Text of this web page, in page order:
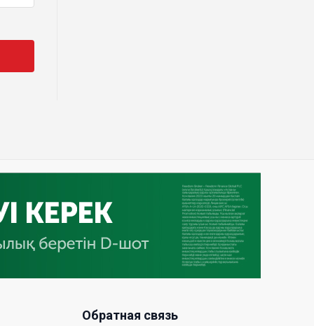
20 Июл. 2026 11:14
В Шанхае прошла Всемирная
конференция по искусственному
интеллекту WAIC
75,1% респондентов выразили
Обратная связь